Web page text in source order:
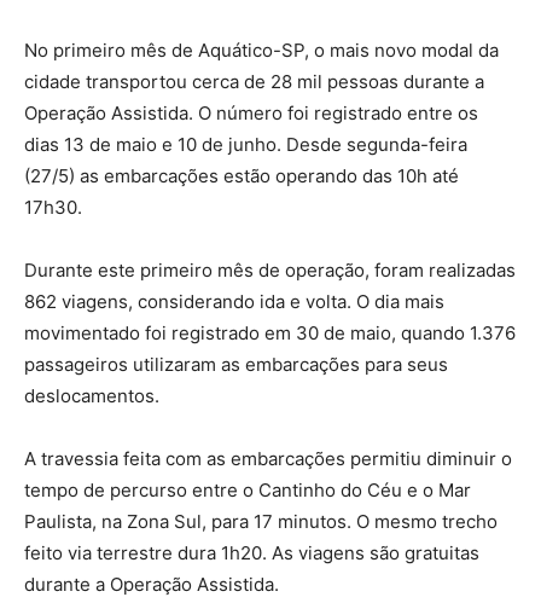
No primeiro mês de Aquático-SP, o mais novo modal da
cidade transportou cerca de 28 mil pessoas durante a
Operação Assistida. O número foi registrado entre os
dias 13 de maio e 10 de junho. Desde segunda-feira
(27/5) as embarcações estão operando das 10h até
17h30.
Durante este primeiro mês de operação, foram realizadas
862 viagens, considerando ida e volta. O dia mais
movimentado foi registrado em 30 de maio, quando 1.376
passageiros utilizaram as embarcações para seus
deslocamentos.
A travessia feita com as embarcações permitiu diminuir o
tempo de percurso entre o Cantinho do Céu e o Mar
Paulista, na Zona Sul, para 17 minutos. O mesmo trecho
feito via terrestre dura 1h20. As viagens são gratuitas
durante a Operação Assistida.